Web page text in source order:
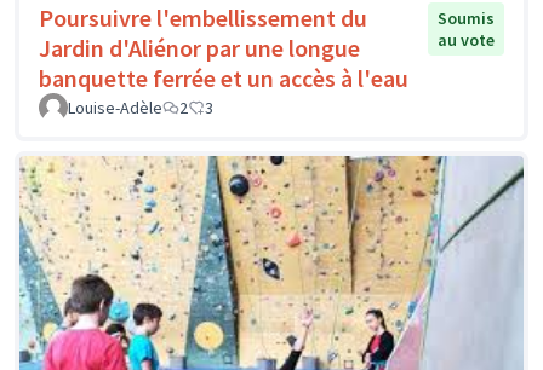
Poursuivre l'embellissement du
Jardin d'Aliénor par une longue
banquette ferrée et un accès à l'eau
Soumis
au vote
Louise-Adèle 2 3